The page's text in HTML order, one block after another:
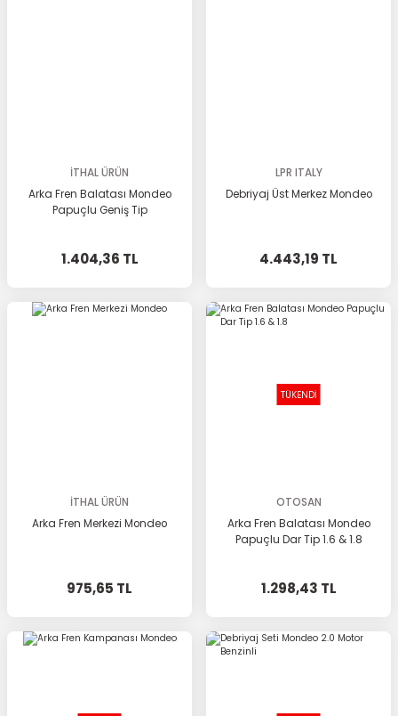
İTHAL ÜRÜN
Arka Fren Balatası Mondeo
Papuçlu Geniş Tip
1.404,36 TL
LPR ITALY
Debriyaj Üst Merkez Mondeo
4.443,19 TL
İTHAL ÜRÜN
Arka Fren Merkezi Mondeo
975,65 TL
TÜKENDİ
OTOSAN
Arka Fren Balatası Mondeo
Papuçlu Dar Tip 1.6 & 1.8
1.298,43 TL